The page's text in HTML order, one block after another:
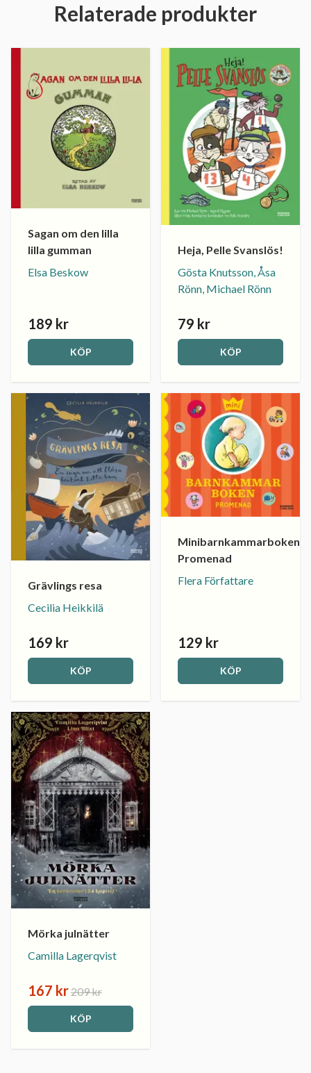
Relaterade produkter
Sagan om den lilla
lilla gumman
Elsa Beskow
189 kr
KÖP
Heja, Pelle Svanslös!
Gösta Knutsson, Åsa
Rönn, Michael Rönn
79 kr
KÖP
Grävlings resa
Cecilia Heikkilä
169 kr
KÖP
Minibarnkammarboken.
Promenad
Flera Författare
129 kr
KÖP
Mörka julnätter
Camilla Lagerqvist
167 kr209 kr
KÖP